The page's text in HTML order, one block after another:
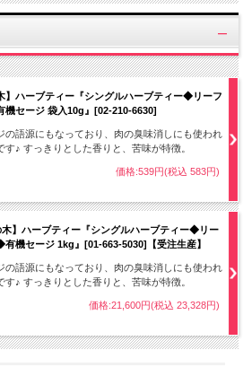
】ハーブティー『シングルハーブティー◆リーフ
機セージ 袋入10g』[02-210-6630]
の語源にもなっており、肉の臭味消しにも使われ
す♪ すっきりとした香りと、苦味が特徴。
価格:539円(税込 583円)
】ハーブティー『シングルハーブティー◆リー
機セージ 1kg』[01-663-5030]【受注生産】
の語源にもなっており、肉の臭味消しにも使われ
す♪ すっきりとした香りと、苦味が特徴。
価格:21,600円(税込 23,328円)